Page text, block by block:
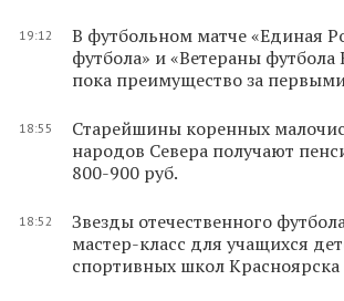
19:12
В футбольном матче «Единая
футбола» и «Ветераны футбола
пока преимущество за
18:55
Старейшины коренных
народов Севера получают
800-900 руб.
18:52
Звезды отечественного
мастер-класс для учащихся
спортивных школ Красноярска